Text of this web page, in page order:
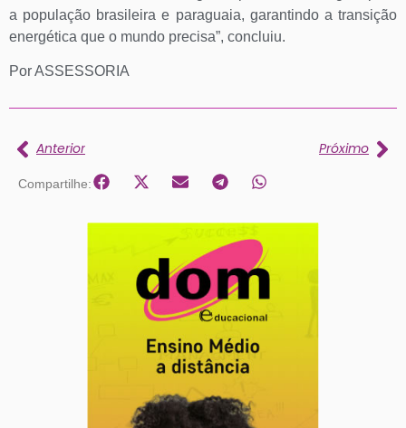
a população brasileira e paraguaia, garantindo a transição
energética que o mundo precisa”, concluiu.
Por ASSESSORIA
Anterior Próximo
Compartilhe: